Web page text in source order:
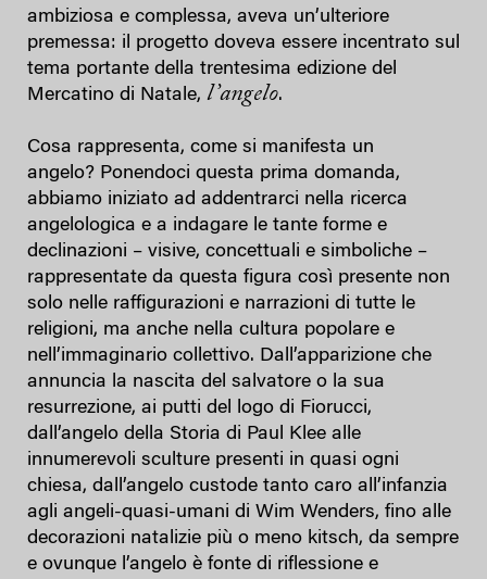
ambiziosa e complessa, aveva un’ulteriore
premessa: il progetto doveva essere incentrato sul
tema portante della trentesima edizione del
Mercatino di Natale, l’angelo.
Cosa rappresenta, come si manifesta un
angelo? Ponendoci questa prima domanda,
abbiamo iniziato ad addentrarci nella ricerca
angelologica e a indagare le tante forme e
declinazioni – visive, concettuali e simboliche –
rappresentate da questa figura così presente non
solo nelle raffigurazioni e narrazioni di tutte le
religioni, ma anche nella cultura popolare e
nell’immaginario collettivo. Dall’apparizione che
annuncia la nascita del salvatore o la sua
resurrezione, ai putti del logo di Fiorucci,
dall’angelo della Storia di Paul Klee alle
innumerevoli sculture presenti in quasi ogni
chiesa, dall’angelo custode tanto caro all’infanzia
agli angeli-quasi-umani di Wim Wenders, fino alle
decorazioni natalizie più o meno kitsch, da sempre
e ovunque l’angelo è fonte di riflessione e